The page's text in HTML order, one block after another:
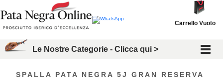
Carrello Vuoto
Le Nostre Categorie - Clicca qui >
SPALLA PATA NEGRA 5J GRAN RESERVA